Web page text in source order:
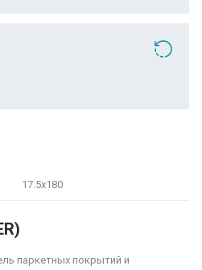
паркетных покрытий и
17.5x180